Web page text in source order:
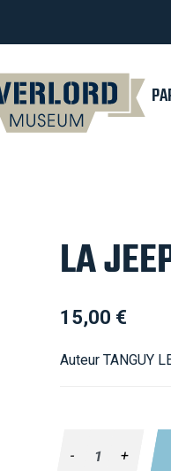
LA
15,00 €
Auteur TANGUY
- +